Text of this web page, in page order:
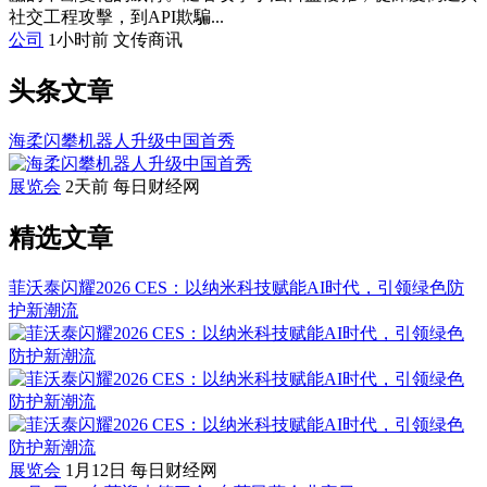
社交工程攻擊，到API欺騙...
公司 1小时前 文传商讯
头条文章
海柔闪攀机器人升级中国首秀
展览会 2天前 每日财经网
精选文章
菲沃泰闪耀2026 CES：以纳米科技赋能AI时代，引领绿色防
护新潮流
展览会 1月12日 每日财经网